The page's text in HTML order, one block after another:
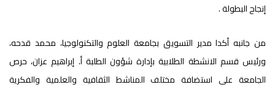
إنجاح البطولة .
من جانبه أكدا مدير التسويق بجامعة العلوم والتكنولوجيا، محمد قدحه،
ورئيس قسم الانشطة الطلابية بإدارة شؤون الطلبة أ. إبراهيم عزان، حرص
الجامعة على استضافة مختلف المناشط الثقافية والعلمية والفكرية